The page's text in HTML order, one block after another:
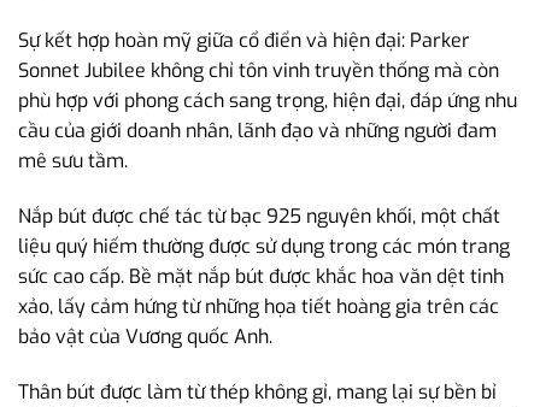
Sự kết hợp hoàn mỹ giữa cổ điển và hiện đại: Parker
Sonnet Jubilee không chỉ tôn vinh truyền thống mà còn
phù hợp với phong cách sang trọng, hiện đại, đáp ứng nhu
cầu của giới doanh nhân, lãnh đạo và những người đam
mê sưu tầm.
Nắp bút được chế tác từ bạc 925 nguyên khối, một chất
liệu quý hiếm thường được sử dụng trong các món trang
sức cao cấp. Bề mặt nắp bút được khắc hoa văn dệt tinh
xảo, lấy cảm hứng từ những họa tiết hoàng gia trên các
bảo vật của Vương quốc Anh.
Thân bút được làm từ thép không gỉ, mang lại sự bền bỉ